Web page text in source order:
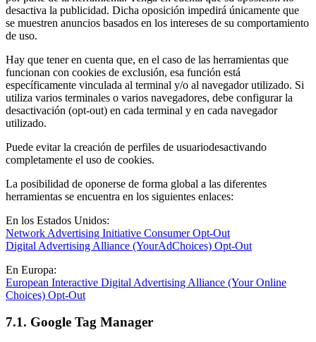
desactiva la publicidad. Dicha oposición impedirá únicamente que
se muestren anuncios basados en los intereses de su comportamiento
de uso.
Hay que tener en cuenta que, en el caso de las herramientas que
funcionan con cookies de exclusión, esa función está
específicamente vinculada al terminal y/o al navegador utilizado. Si
utiliza varios terminales o varios navegadores, debe configurar la
desactivación (opt-out) en cada terminal y en cada navegador
utilizado.
Puede evitar la creación de perfiles de usuariodesactivando
completamente el uso de cookies.
La posibilidad de oponerse de forma global a las diferentes
herramientas se encuentra en los siguientes enlaces:
En los Estados Unidos:
Network Advertising Initiative Consumer Opt-Out
Digital Advertising Alliance (YourAdChoices) Opt-Out
En Europa:
European Interactive Digital Advertising Alliance (Your Online
Choices) Opt-Out
7.1. Google Tag Manager